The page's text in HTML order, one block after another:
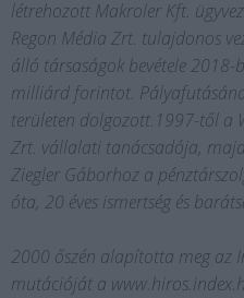
létrehozott Makroler Kft.
Regon Média Zrt. tulajdonos
álló társaságok bevétele
milliárd forintot.
területen dolgozott.1997-től a
Zrt. vállalati tanácsadója,
Ziegler Gáborhoz a
óta, 20 éves ismertség és
2000 őszén alapította meg az
mutációját a